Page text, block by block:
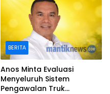
BERITA
Anos Minta Evaluasi
Menyeluruh Sistem
Pengawalan Truk